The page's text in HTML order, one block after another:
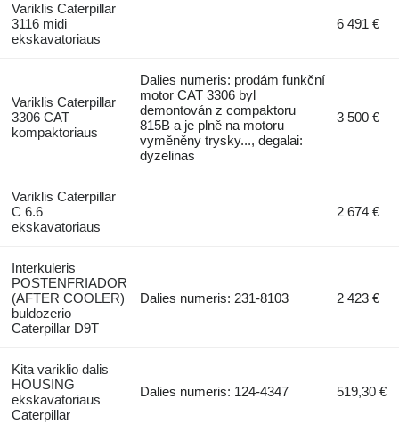
Variklis Caterpillar
3116 midi
ekskavatoriaus
6 491 €
Variklis Caterpillar
3306 CAT
kompaktoriaus
Dalies numeris: prodám funkční
motor CAT 3306 byl
demontován z compaktoru
815B a je plně na motoru
vyměněny trysky..., degalai:
dyzelinas
3 500 €
Variklis Caterpillar
C 6.6
ekskavatoriaus
2 674 €
Interkuleris
POSTENFRIADOR
(AFTER COOLER)
buldozerio
Caterpillar D9T
Dalies numeris: 231-8103 2 423 €
Kita variklio dalis
HOUSING
ekskavatoriaus
Caterpillar
Dalies numeris: 124-4347 519,30 €